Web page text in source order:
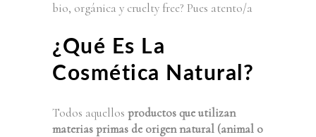
bio, orgánica y cruelty free? Pues atento/a
¿Qué Es La
Cosmética Natural?
Todos aquellos productos que utilizan
materias primas de origen natural (animal o